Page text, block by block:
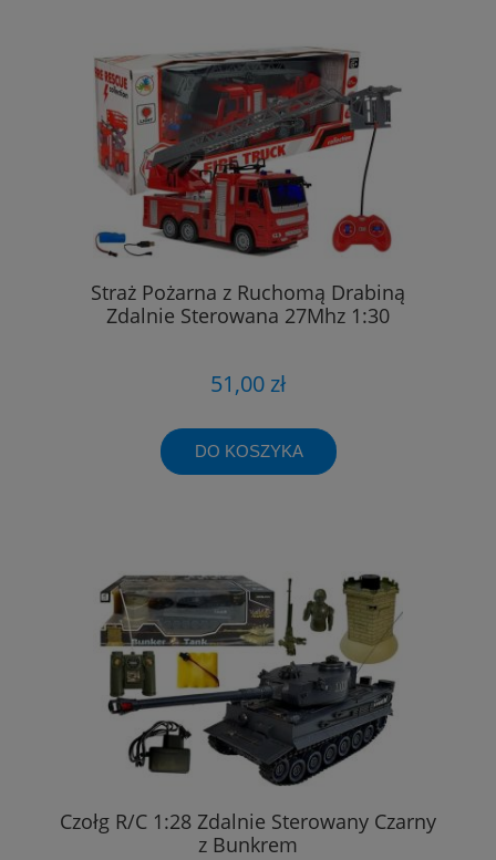
Straż Pożarna z Ruchomą Drabiną
Zdalnie Sterowana 27Mhz 1:30
51,00 zł
DO KOSZYKA
Czołg R/C 1:28 Zdalnie Sterowany Czarny
z Bunkrem